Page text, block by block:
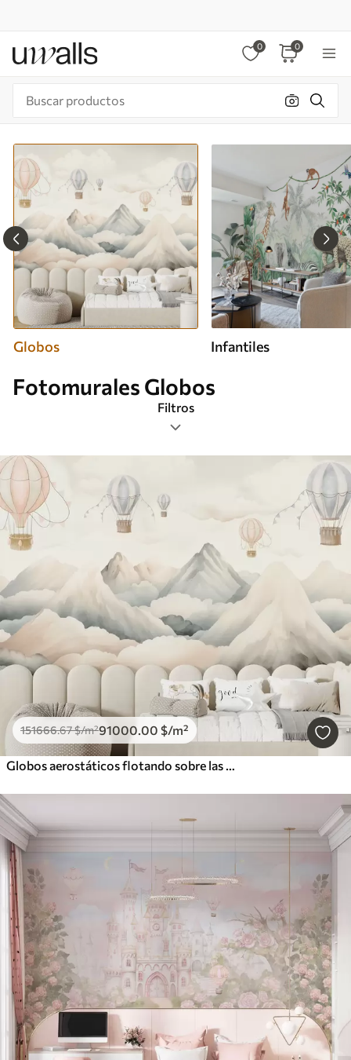
0 0
Globos Infantiles
Fotomurales Globos
Filtros
Etiquetas
Formato de imagen
Paleta de colores
Inteligente
Borrar todos los filtros
151666.67$/m²91000.00 $/m²
Globos aerostáticos flotando sobre las montañas en tonos pastel neutros y suaves